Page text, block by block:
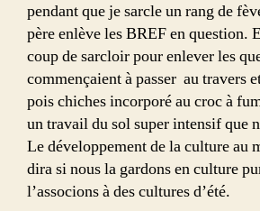
pendant que je sarcle un rang de
père enlève les BREF en question.
coup de sarcloir pour enlever les
commençaient à passer au travers
pois chiches incorporé au croc à
un travail du sol super intensif que
Le développement de la culture au
dira si nous la gardons en culture
l’associons à des cultures d’été.